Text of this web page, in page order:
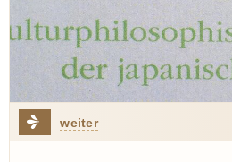
weiter